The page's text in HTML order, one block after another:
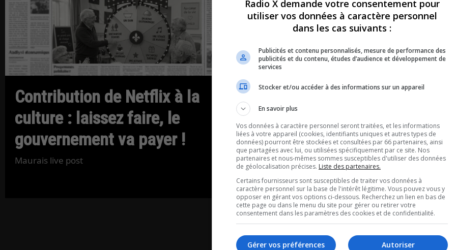
Contribution de Netflix à la
culture : laissez faire, le
gouvernement va payer !
Maurais live post
Communiqué de presse du
gouvernement: aucun
précis pour le tramway de
Québec.
Maurais live post
Radio X demande votre consentement pour
utiliser vos données à caractère personnel
dans les cas suivants :
Publicités et contenu personnalisés, mesure de performance des
publicités et du contenu, études d’audience et développement de
services
Stocker et/ou accéder à des informations sur un appareil
En savoir plus
Vos données à caractère personnel seront traitées, et les informations
liées à votre appareil (cookies, identifiants uniques et autres types de
données) pourront être stockées et consultées par 66 partenaires, ainsi
que partagées avec lui, ou utilisées spécifiquement par ce site. Nos
partenaires et nous-mêmes sommes susceptibles d'utiliser des données
de géolocalisation précises. Liste des partenaires.
Certains fournisseurs sont susceptibles de traiter vos données à
caractère personnel sur la base de l'intérêt légitime. Vous pouvez vous y
opposer en gérant vos options ci-dessous. Recherchez un lien en bas de
cette page ou dans le menu du site pour gérer ou retirer votre
consentement dans les paramètres des cookies et de confidentialité.
Autoriser
Gérer vos préférences